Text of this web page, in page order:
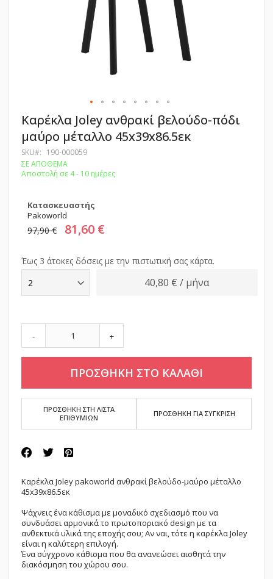
Μετάβαση
στην
αρχή
της
συλλογής
εικόνων
Καρέκλα Joley ανθρακί βελούδο-πόδι
μαύρο μέταλλο 45x39x86.5εκ
SKU
190-000059
ΣΕ ΑΠΟΘΕΜΑ
Αποστολή σε 4 - 10 ημέρες
Κατασκευαστής
Pakoworld
97,90 € 81,60 €
Έως 3 άτοκες δόσεις με την πιστωτική σας κάρτα.
40,80 € / μήνα
- +
ΠΡΟΣΘΗΚΗ ΣΤΟ ΚΑΛΑΘΙ
ΠΡΟΣΘΗΚΗ ΣΤΗ ΛΙΣΤΑ
ΕΠΙΘΥΜΙΩΝ
ΠΡΟΣΘΗΚΗ ΓΙΑ ΣΥΓΚΡΙΣΗ
Καρέκλα Joley pakoworld ανθρακί βελούδο-μαύρο μέταλλο
45x39x86.5εκ
Ψάχνεις ένα κάθισμα με μοναδικό σχεδιασμό που να
συνδυάσει αρμονικά το πρωτοποριακό design με τα
ανθεκτικά υλικά της εποχής σου; Αν ναι, τότε η καρέκλα Joley
είναι η καλύτερη επιλογή.
Ένα σύγχρονο κάθισμα που θα ανανεώσει αισθητά την
διακόσμηση του χώρου σου.